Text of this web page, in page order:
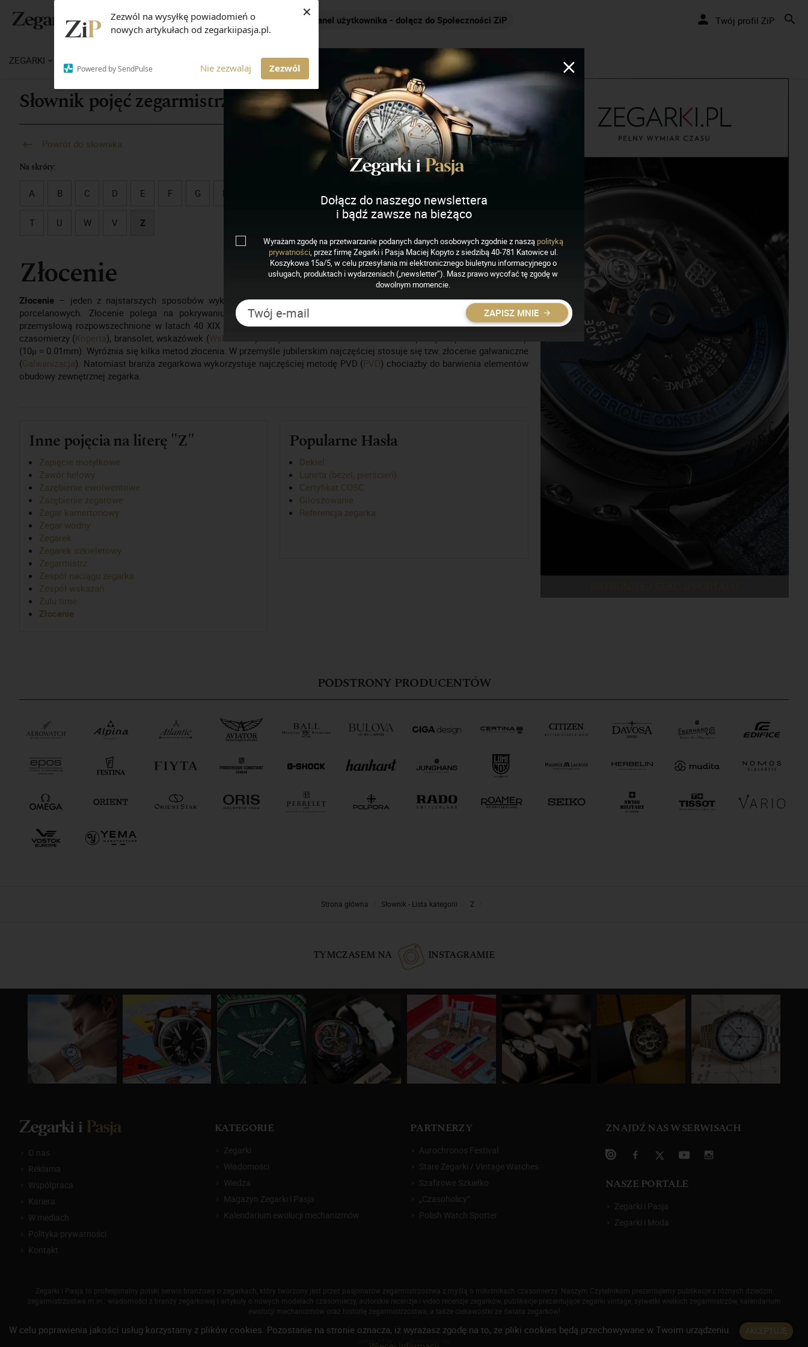
Zezwól na wysyłkę powiadomień o
nowych artykułach od zegarkiipasja.pl.
Powered by SendPulse Nie zezwalaj Zezwól
×
Panel użytkownika - dołącz do Społeczności ZiP Twój profil ZiP
ZEGARKI MAGAZYN ZEGARKI I PASJA
Słownik pojęć zegarmistrzowskich
Powrót do słownika
Na skróty:
A B C D E F G H L M
T U W V Z
Złocenie
Złocenie – jeden z najstarszych sposobów wykończania elementów. Najczęściej mosiężnych, stalowych, drewnianych i
porcelanowych. Złocenie polega na pokrywaniu uprzednio przygotowanego podłoża cienką warstwą złota. Na skalę
przemysłową rozpowszechnione w latach 40 XIX wieku. W zegarmistrzostwie wykorzystywane w procesie produkcji kopert
czasomierzy (Koperta), bransolet, wskazówek (Wskazówki
(10μ = 0.01mm). Wyróżnia się kilka metod złocenia. W przemyśle jubilerskim najczęściej stosuje się tzw. złocenie galwaniczne
(Galwanizacja). Natomiast branża zegarkowa wykorzystuje najczęściej metodę PVD (PVD) chociażby do barwienia elementów
obudowy zewnętrznej zegarka.
Inne pojęcia na literę "Z"
Zapięcie motylkowe
Zawór helowy
Zazębienie ewolwentowe
Zazębienie zegarowe
Zegar kamertonowy
Zegar wodny
Zegarek
Zegarek szkieletowy
Zegarmistrz
Zespół naciągu zegarka
Zespół wskazań
Zulu time
Złocenie
Popularne Hasła
Dekiel
Luneta (bezel, pierścień)
Certyfikat COSC
Giloszowanie
Referencja zegarka
PODSTRONY PRODUCENTÓW
Strona główna Słownik - Lista kategorii Z
TYMCZASEM NA INSTAGRAMIE
O nas
Reklama
Współpraca
Kariera
W mediach
Polityka prywatności
Kontakt
KATEGORIE
Zegarki
Wiadomości
Wiedza
Magazyn Zegarki i Pasja
Kalendarium ewolucji mechanizmów
PARTNERZY
Aurochronos Festival
Stare Zegarki / Vintage Watches
Szafirowe Szkiełko
„Czasoholicy”
Polish Watch Spotter
ZNAJDŹ NAS W SERWISACH
NASZE PORTALE
Zegarki i Pasja
Zegarki i Moda
Zegarki i Pasja to profesjonalny polski serwis branżowy o zegarkach, który tworzony jest przez pasjonatów zegarmistrzostwa z myślą o miłośnikach czasomierzy. Naszym Czytelnikom prezentujemy publikacje z różnych dziedzin
zegarmistrzostwa m.in.: wiadomości z branży zegarkowej i artykuły o nowych modelach czasomierzy, autorskie recenzje i video recenzje zegarków, publikacje prezentujące zegarki vintage, sylwetki wielkich zegarmistrzów, kalendarium
ewolucji mechanizmów oraz historię zegarmistrzostwa, a także ciekawostki ze świata zegarków!
© 2014- 2026 Zegarkiipasja.pl. Korzystanie z serwisu oznacza akceptacjęregulaminu orazpolityki prywatności
powered by
greenlogic.eu
W celu poprawienia jakości usług korzystamy z plików cookies. Pozostanie na stronie oznacza, iż wyrażasz zgodę na to, że pliki cookies będą przechowywane w Twoim urządzeniu. AKCEPTUJĘ
Dołącz do naszego newslettera
i bądź zawsze na bieżąco
Wyrażam zgodę na przetwarzanie podanych danych osobowych zgodnie z naszą polityką
prywatności, przez firmę Zegarki i Pasja Maciej Kopyto z siedzibą 40-781 Katowice ul.
Koszykowa 15a/5, w celu przesyłania mi elektronicznego biuletynu informacyjnego o
usługach, produktach i wydarzeniach („newsletter”). Masz prawo wycofać tę zgodę w
dowolnym momencie.
ZAPISZ MNIE